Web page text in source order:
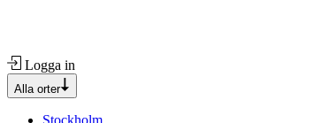
Logga in
Alla orter
Stockholm